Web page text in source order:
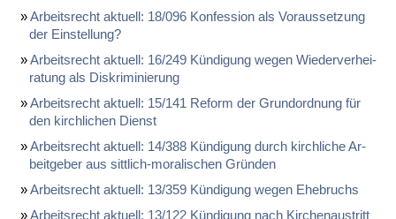
Ar­beits­recht ak­tu­ell: 18/096 Kon­fes­si­on als Vor­aus­set­zung
der Ein­stel­lung?
Ar­beits­recht ak­tu­ell: 16/249 Kün­di­gung we­gen Wie­der­ver­hei­
ra­tung als Dis­kri­mi­nie­rung
Ar­beits­recht ak­tu­ell: 15/141 Re­form der Grund­ord­nung für
den kirch­li­chen Dienst
Ar­beits­recht ak­tu­ell: 14/388 Kün­di­gung durch kirch­li­che Ar­
beit­ge­ber aus sitt­lich-mo­ra­li­schen Grün­den
Ar­beits­recht ak­tu­ell: 13/359 Kün­di­gung we­gen Ehe­bruchs
Ar­beits­recht ak­tu­ell: 13/122 Kün­di­gung nach Kir­chen­aus­tritt